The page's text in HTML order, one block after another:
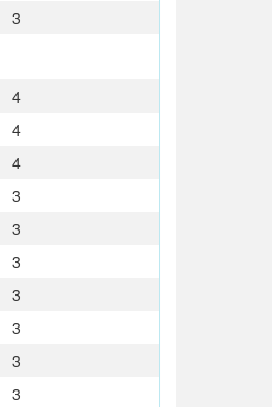
3
4
4
4
3
3
3
3
3
3
3